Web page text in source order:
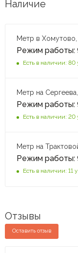
Наличие
Метр в Хомутово,
Режим работы:
Есть в наличии: 80
Метр на
Режим работы:
Есть в наличии: 20
Метр на
Режим работы:
Есть в наличии: 11
Отзывы
Оставить отзыв